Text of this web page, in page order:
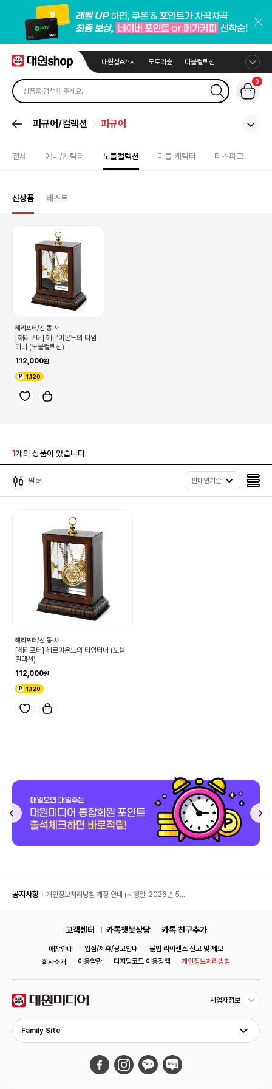
대원샵e캐시 도토리숲 마블컬렉션
0
피규어/컬렉션 피규어
전체 애니/캐릭터 노블컬렉션 마블 캐릭터 티스파크
신상품 베스트
해리포터/신·동·사
[해리포터] 헤르미온느의 타임
터너 (노블컬렉션)
112,000
1,120
1개의 상품이 있습니다.
필터 판매인기순
해리포터/신·동·사
[해리포터] 헤르미온느의 타임터너 (노블
컬렉션)
112,000
1,120
공지사항
개인정보처리방침 개정 안내 (시행일: 2026년 5월
고객센터 카톡챗봇상담 카톡 친구추가
매장안내 입점/제휴/광고안내
불법 라이센스 신고 및 제보
회사소개
이용약관 디지털코드 이용정책 개인정보처리방침
사업자정보
Family Site